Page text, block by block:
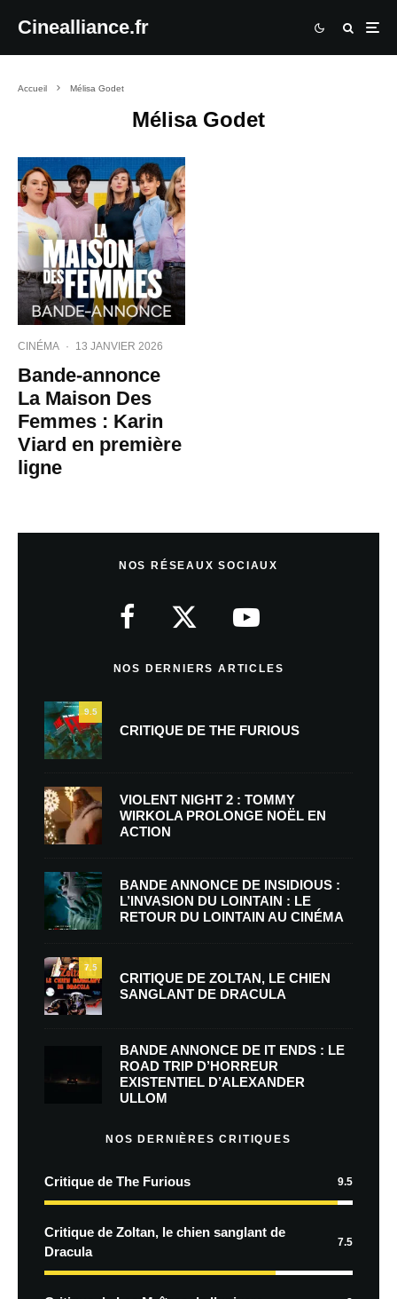
Cinealliance.fr
Accueil Mélisa Godet
Mélisa Godet
CINÉMA · 13 JANVIER 2026
Bande-annonce
La Maison Des
Femmes : Karin
Viard en première
ligne
NOS RÉSEAUX SOCIAUX
NOS DERNIERS ARTICLES
9.5
CRITIQUE DE THE FURIOUS
VIOLENT NIGHT 2 : TOMMY
WIRKOLA PROLONGE NOËL EN
ACTION
BANDE ANNONCE DE INSIDIOUS :
L’INVASION DU LOINTAIN : LE
RETOUR DU LOINTAIN AU CINÉMA
7.5
CRITIQUE DE ZOLTAN, LE CHIEN
SANGLANT DE DRACULA
BANDE ANNONCE DE IT ENDS : LE
ROAD TRIP D’HORREUR
EXISTENTIEL D’ALEXANDER
ULLOM
NOS DERNIÈRES CRITIQUES
Critique de The Furious 9.5
Critique de Zoltan, le chien sanglant de
Dracula
7.5